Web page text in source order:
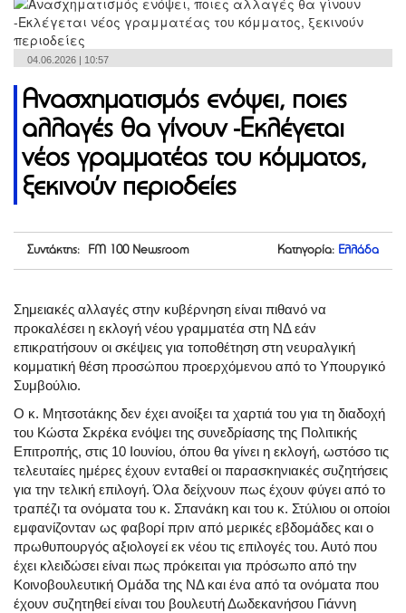
04.06.2026 | 10:57
Ανασχηματισμός ενόψει, ποιες
αλλαγές θα γίνουν -Εκλέγεται
νέος γραμματέας του κόμματος,
ξεκινούν περιοδείες
Συντάκτης: FM 100 Newsroom Κατηγορία: Ελλάδα
Σημειακές αλλαγές στην κυβέρνηση είναι πιθανό να
προκαλέσει η εκλογή νέου γραμματέα στη ΝΔ εάν
επικρατήσουν οι σκέψεις για τοποθέτηση στη νευραλγική
κομματική θέση προσώπου προερχόμενου από το Υπουργικό
Συμβούλιο.
Ο κ. Μητσοτάκης δεν έχει ανοίξει τα χαρτιά του για τη διαδοχή
του Κώστα Σκρέκα ενόψει της συνεδρίασης της Πολιτικής
Επιτροπής, στις 10 Ιουνίου, όπου θα γίνει η εκλογή, ωστόσο τις
τελευταίες ημέρες έχουν ενταθεί οι παρασκηνιακές συζητήσεις
για την τελική επιλογή. Όλα δείχνουν πως έχουν φύγει από το
τραπέζι τα ονόματα του κ. Σπανάκη και του κ. Στύλιου οι οποίοι
εμφανίζονταν ως φαβορί πριν από μερικές εβδομάδες και ο
πρωθυπουργός αξιολογεί εκ νέου τις επιλογές του. Αυτό που
έχει κλειδώσει είναι πως πρόκειται για πρόσωπο από την
Κοινοβουλευτική Ομάδα της ΝΔ και ένα από τα ονόματα που
έχουν συζητηθεί είναι του βουλευτή Δωδεκανήσου Γιάννη